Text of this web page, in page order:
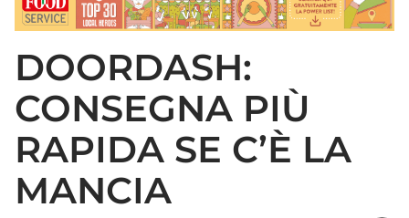
DOORDASH:
CONSEGNA PIÙ
RAPIDA SE C’È LA
MANCIA